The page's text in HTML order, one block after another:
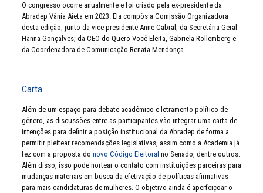
O congresso ocorre anualmente e foi criado pela ex-presidente da
Abradep Vânia Aieta em 2023. Ela compôs a Comissão Organizadora
desta edição, junto da vice-presidente Anne Cabral, da Secretária-Geral
Hanna Gonçalves; da CEO do Quero Você Eleita, Gabriela Rollemberg e
da Coordenadora de Comunicação Renata Mendonça.
Carta
Além de um espaço para debate acadêmico e letramento político de
gênero, as discussões entre as participantes vão integrar uma carta de
intenções para definir a posição institucional da Abradep de forma a
permitir pleitear recomendações legislativas, assim como a Academia já
fez com a proposta do novo Código Eleitoral no Senado, dentre outros.
Além disso, isso pode nortear o contato com instituições parceiras para
mudanças materiais em busca da efetivação de políticas afirmativas
para mais candidaturas de mulheres. O objetivo ainda é aperfeiçoar o